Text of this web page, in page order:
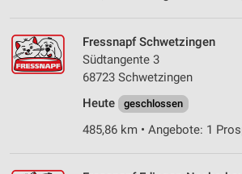
Fressnapf Schwetzingen
Südtangente 3
68723 Schwetzingen
Heute
geschlossen
485,86 km • Angebote: 1